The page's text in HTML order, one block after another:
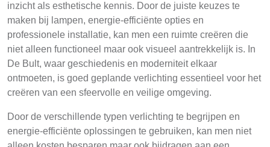
inzicht als esthetische kennis. Door de juiste keuzes te
maken bij lampen, energie-efficiënte opties en
professionele installatie, kan men een ruimte creëren die
niet alleen functioneel maar ook visueel aantrekkelijk is. In
De Bult, waar geschiedenis en moderniteit elkaar
ontmoeten, is goed geplande verlichting essentieel voor het
creëren van een sfeervolle en veilige omgeving.
Door de verschillende typen verlichting te begrijpen en
energie-efficiënte oplossingen te gebruiken, kan men niet